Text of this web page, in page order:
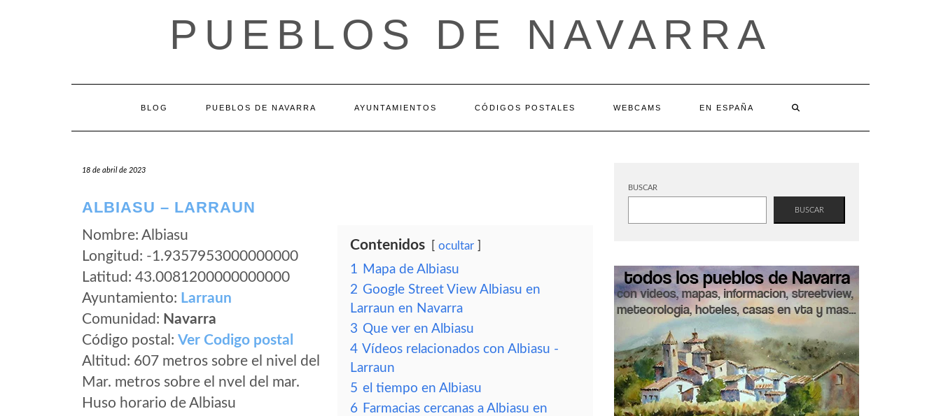
PUEBLOS DE NAVARRA
BLOG PUEBLOS DE NAVARRA AYUNTAMIENTOS CÓDIGOS POSTALES WEBCAMS EN ESPAÑA
18 de abril de 2023
ALBIASU – LARRAUN
Nombre: Albiasu
Longitud: -1.9357953000000000
Latitud: 43.0081200000000000
Ayuntamiento: Larraun
Comunidad: Navarra
Código postal: Ver Codigo postal
Altitud: 607 metros sobre el nivel del
Mar. metros sobre el nvel del mar.
Huso horario de Albiasu
Contenidos ocultar
1 Mapa de Albiasu
2 Google Street View Albiasu en
Larraun en Navarra
3 Que ver en Albiasu
4 Vídeos relacionados con Albiasu -
Larraun
5 el tiempo en Albiasu
6 Farmacias cercanas a Albiasu en
BUSCAR
BUSCAR